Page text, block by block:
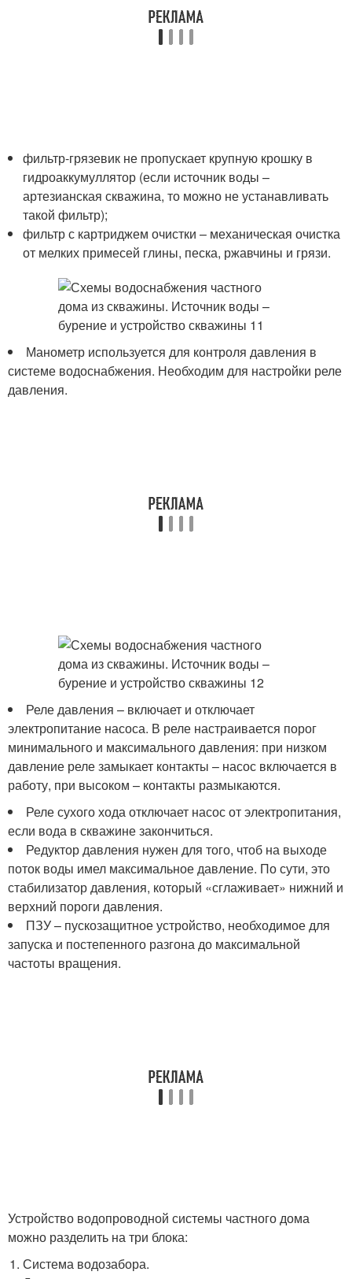
фильтр-грязевик не пропускает крупную крошку в
гидроаккумуллятор (если источник воды –
артезианская скважина, то можно не устанавливать
такой фильтр);
фильтр с картриджем очистки – механическая очистка
от мелких примесей глины, песка, ржавчины и грязи.
Манометр используется для контроля давления в
системе водоснабжения. Необходим для настройки реле
давления.
Реле давления – включает и отключает
электропитание насоса. В реле настраивается порог
минимального и максимального давления: при низком
давление реле замыкает контакты – насос включается в
работу, при высоком – контакты размыкаются.
Реле сухого хода отключает насос от электропитания,
если вода в скважине закончиться.
Редуктор давления нужен для того, чтоб на выходе
поток воды имел максимальное давление. По сути, это
стабилизатор давления, который «сглаживает» нижний и
верхний пороги давления.
ПЗУ – пускозащитное устройство, необходимое для
запуска и постепенного разгона до максимальной
частоты вращения.
Устройство водопроводной системы частного дома
можно разделить на три блока:
Система водозабора.